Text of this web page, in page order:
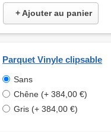
+ Ajouter au panier
Parquet Vinyle clipsable
Sans
Chêne (+ 384,00 €)
Gris (+ 384,00 €)